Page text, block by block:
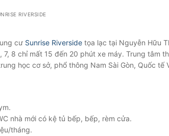
RIVERSIDE
cư Sunrise Riverside tọa lạc tại Nguyễn Hữu
7, 8 chỉ mất 15 đến 20 phút xe máy. Trung tâm
học cơ sở, phổ thông Nam Sài Gòn, Quốc tế
nhà mới có kệ tủ bếp, bếp, rèm cửa.
tháng.